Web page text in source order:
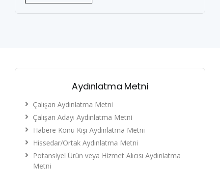
Aydınlatma Metni
Çalışan Aydınlatma Metni
Çalışan Adayı Aydınlatma Metni
Habere Konu Kişi Aydınlatma Metni
Hissedar/Ortak Aydınlatma Metni
Potansiyel Ürün veya Hizmet Alıcısı Aydınlatma
Metni